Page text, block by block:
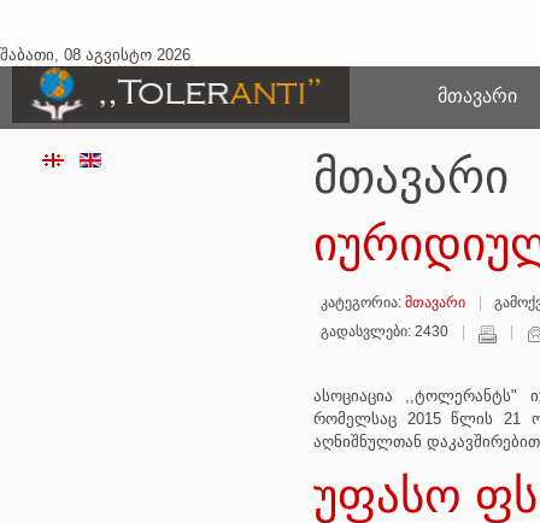
შაბათი, 08 აგვისტო 2026
ᲛᲗᲐᲕᲐᲠᲘ
მთავარი
კატეგორია: მთავარი
გადასვლები: 2430
ასოციაცია ,,ტოლერანტს"
რომელსაც 2015 წლის 21
აღნიშნულთან
უფასო